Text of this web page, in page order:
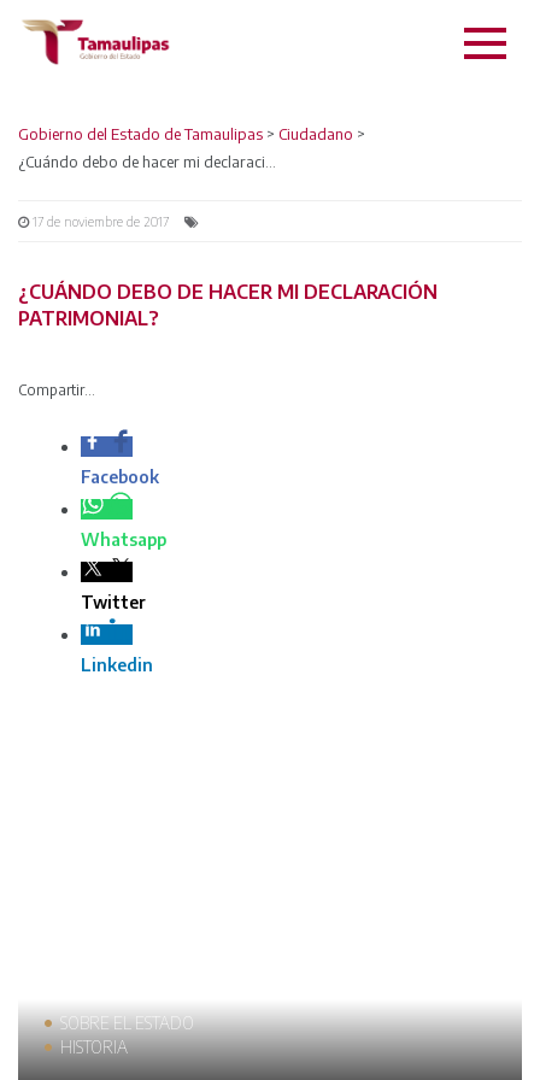
Gobierno del Estado de Tamaulipas > Ciudadano >
17 de noviembre de 2017
¿CUÁNDO DEBO DE HACER MI DECLARACIÓN
PATRIMONIAL?
Compartir...
Facebook
Whatsapp
Twitter
Linkedin
SOBRE EL ESTADO
HISTORIA